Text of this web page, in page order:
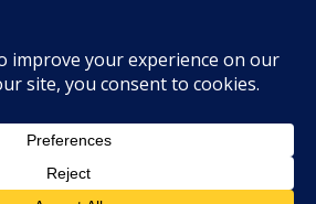
ALĂTURI DE NOI
aplicația Platforma AUR
de confidențialitate
GDPR